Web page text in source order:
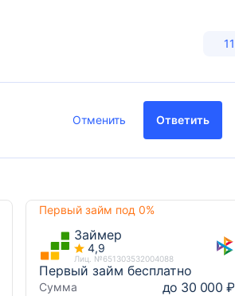
11
Отменить Ответить
Первый займ под 0%
Займер
4,9
Лиц. №651303532004088
Первый займ бесплатно
Сумма до 30 000 ₽